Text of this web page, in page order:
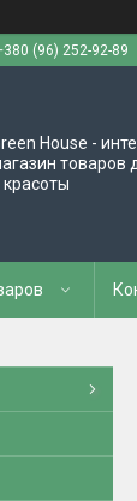
(96) 252-92-89
House -
товаров
красоты